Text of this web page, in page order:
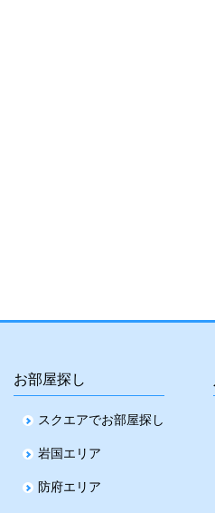
お部屋探し
スクエアでお部屋探し
岩国エリア
防府エリア